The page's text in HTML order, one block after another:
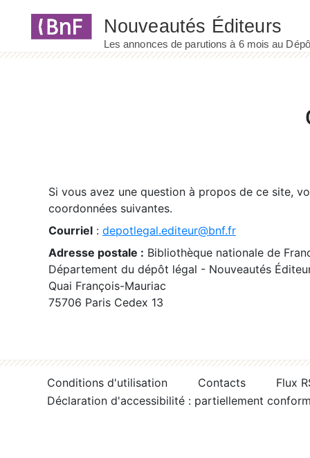
Si vous avez une question à propos de ce site,
coordonnées suivantes.
Courriel : depotlegal.editeur@bnf.fr
Adresse postale : Bibliothèque nationale de
Département du dépôt légal - Nouveautés
Quai François-Mauriac
75706 Paris Cedex 13
Conditions d'utilisation Contacts
Flux
Déclaration d'accessibilité : partiellement